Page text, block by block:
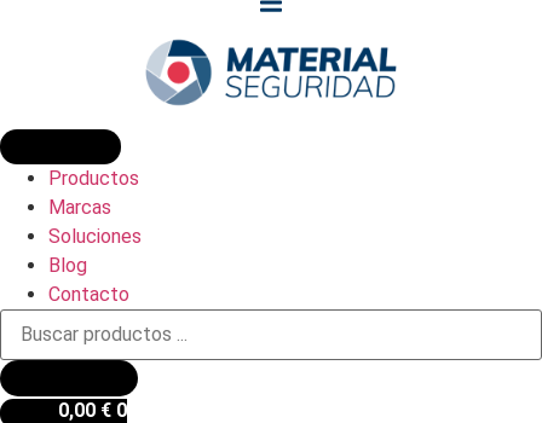
Productos
Marcas
Soluciones
Blog
Contacto
Búsqueda
productos
0,00 € 0